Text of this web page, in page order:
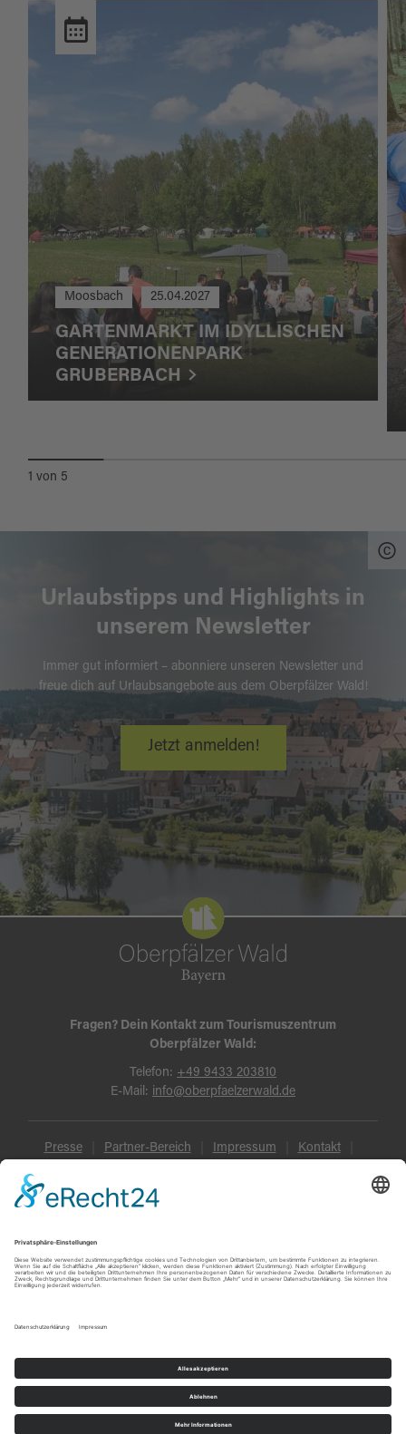
Moosbach 25.04.2027
GARTENMARKT IM IDYLLISCHEN
GENERATIONENPARK
GRUBERBACH
1 von 5
Urlaubstipps und Highlights in
unserem Newsletter
Immer gut informiert – abonniere unseren Newsletter und
freue dich auf Urlaubsangebote aus dem Oberpfälzer Wald!
Jetzt anmelden!
Fragen? Dein Kontakt zum Tourismuszentrum
Oberpfälzer Wald:
Telefon: +49 9433 203810
E-Mail: info@oberpfaelzerwald.de
Presse Partner-Bereich Impressum Kontakt
Datenschutz
© Oberpfälzer Wald 2026